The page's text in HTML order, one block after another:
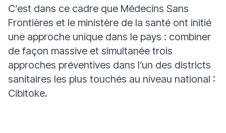
C’est dans ce cadre que Médecins Sans
Frontières et le ministère de la santé ont initié
une approche unique dans le pays : combiner
de façon massive et simultanée trois
approches préventives dans l’un des districts
sanitaires les plus touchés au niveau national :
Cibitoke.